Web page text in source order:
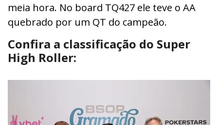
meia hora. No board TQ427 ele teve o AA
quebrado por um QT do campeão.
Confira a classificação do Super
High Roller: